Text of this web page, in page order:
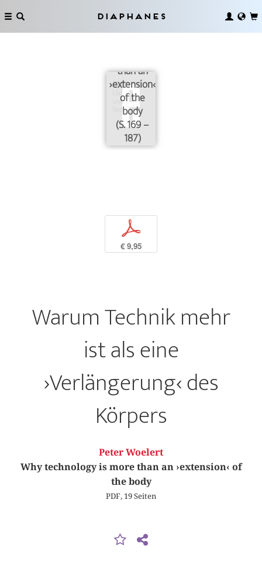
Diaphanes
Why
than an
›extension‹
of the
body
(S. 169 –
187)
p
€ 9,95
Warum Technik mehr
ist als eine
›Verlängerung‹ des
Körpers
Peter Woelert
Why technology is more than an ›extension‹ of
the body
PDF, 19 Seiten